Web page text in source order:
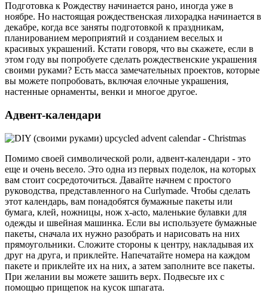
Подготовка к Рождеству начинается рано, иногда уже в
ноябре. Но настоящая рождественская лихорадка начинается в
декабре, когда все заняты подготовкой к праздникам,
планированием мероприятий и созданием веселых и
красивых украшений. Кстати говоря, что вы скажете, если в
этом году вы попробуете сделать рождественские украшения
своими руками? Есть масса замечательных проектов, которые
вы можете попробовать, включая елочные украшения,
настенные орнаменты, венки и многое другое.
Адвент-календари
Помимо своей символической роли, адвент-календари - это
еще и очень весело. Это одна из первых поделок, на которых
вам стоит сосредоточиться. Давайте начнем с простого
руководства, представленного на Curlymade. Чтобы сделать
этот календарь, вам понадобятся бумажные пакеты или
бумага, клей, ножницы, нож x-acto, маленькие булавки для
одежды и швейная машинка. Если вы используете бумажные
пакеты, сначала их нужно разобрать и нарисовать на них
прямоугольники. Сложите стороны к центру, накладывая их
друг на друга, и приклейте. Напечатайте номера на каждом
пакете и приклейте их на них, а затем заполните все пакеты.
При желании вы можете зашить верх. Подвесьте их с
помощью прищепок на кусок шпагата.